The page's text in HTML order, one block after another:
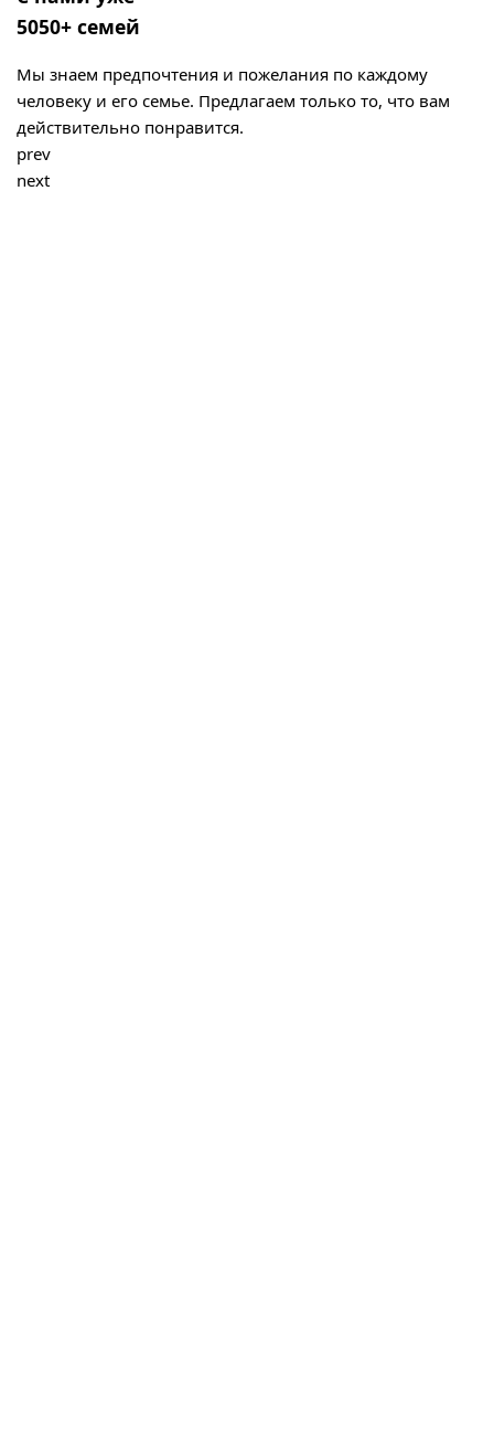
5050+ семей
Мы знаем предпочтения и пожелания по каждому
человеку и его семье. Предлагаем только то, что вам
действительно понравится.
prev
next